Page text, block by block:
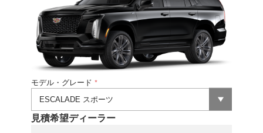
モデル・グレード *
見積希望ディーラー